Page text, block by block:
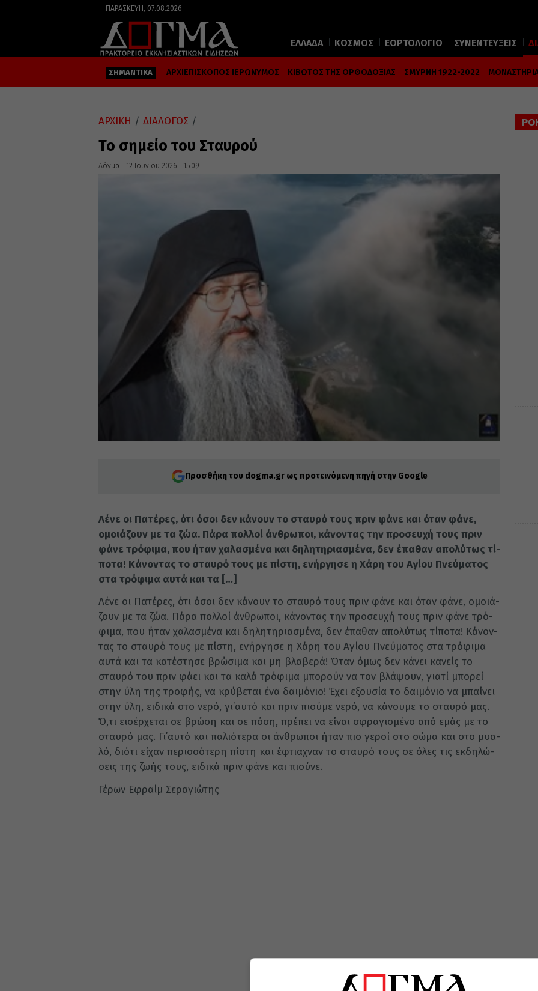
ΠΑΡΑΣΚΕΥΉ, 07.08.2026
ΕΛΛΑΔΑ ΚΟΣΜΟΣ ΕΟΡΤΟΛΟΓΙΟ ΣΥΝΕΝΤΕΥΞΕΙΣ
ΣΗΜΑΝΤΙΚΑ ΑΡΧΙΕΠΙΣΚΟΠΟΣ ΙΕΡΩΝΥΜΟΣ ΚΙΒΩΤΟΣ ΤΗΣ ΟΡΘΟΔΟΞΙΑΣ ΣΜΥΡΝΗ 1922-2022
ΑΡΧΙΚΗ / ΔΙΑΛΟΓΟΣ /
Το σημείο του Σταυρού
Δόγμα 12 Ιουνίου 2026 15:09
Προσθήκη του dogma.gr ως προτεινόμενη πηγή στην Google
Λένε οι Πα­τέ­ρες, ότι όσοι δεν κά­νουν το σταυ­ρό τους πριν φάνε και όταν φάνε,
ομοιά­ζουν με τα ζώα. Πάρα πολ­λοί άν­θρω­ποι, κά­νον­τας την προ­σευ­χή τους πριν
φάνε τρό­φι­μα, που ήταν χα­λα­σμέ­να και δη­λη­τη­ρια­σμέ­να, δεν έπα­θαν απο­λύ­τως τί­
πο­τα! Κά­νον­τας το σταυ­ρό τους με πί­στη, ενήρ­γη­σε η Χάρη του Αγί­ου Πνεύ­μα­τος
στα τρό­φι­μα αυτά και τα […]
Λένε οι Πα­τέ­ρες, ότι όσοι δεν κά­νουν το σταυ­ρό τους πριν φάνε και όταν φάνε, ομοιά­
ζουν με τα ζώα. Πάρα πολ­λοί άν­θρω­ποι, κά­νον­τας την προ­σευ­χή τους πριν φάνε τρό­
φι­μα, που ήταν χα­λα­σμέ­να και δη­λη­τη­ρια­σμέ­να, δεν έπα­θαν απο­λύ­τως τί­πο­τα! Κά­νον­
τας το σταυ­ρό τους με πί­στη, ενήρ­γη­σε η Χάρη του Αγί­ου Πνεύ­μα­τος στα τρό­φι­μα
αυτά και τα κα­τέ­στη­σε βρώ­σι­μα και μη βλα­βε­ρά! Όταν όμως δεν κά­νει κα­νείς το
σταυ­ρό του πριν φάει και τα καλά τρό­φι­μα μπο­ρούν να τον βλά­ψουν, για­τί μπο­ρεί
στην ύλη της τρο­φής, να κρύ­βε­ται ένα δαι­μό­νιο! Έχει εξου­σία το δαι­μό­νιο να μπαί­νει
στην ύλη, ει­δι­κά στο νερό, γι΄αυτό και πριν πιού­με νερό, να κά­νου­με το σταυ­ρό μας.
Ό,τι ει­σέρ­χε­ται σε βρώ­ση και σε πόση, πρέ­πει να εί­ναι σφρα­γι­σμέ­νο από εμάς με το
σταυ­ρό μας. Γι΄αυτό και πα­λιό­τε­ρα οι άν­θρω­ποι ήταν πιο γε­ροί στο σώμα και στο μυα­
λό, διό­τι εί­χαν πε­ρισ­σό­τε­ρη πί­στη και έφτια­χναν το σταυ­ρό τους σε όλες τις εκ­δη­λώ­
σεις της ζωής τους, ει­δι­κά πριν φάνε και πιού­νε.
Γέρων Εφραίμ Σεραγιώτης